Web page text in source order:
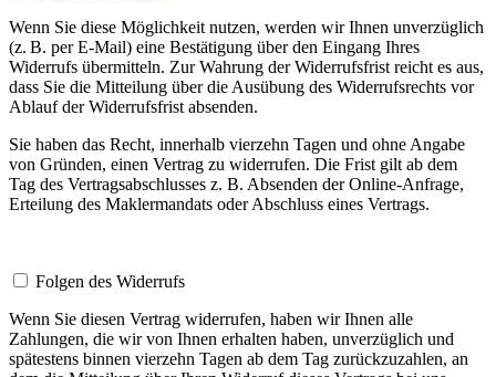
Wenn Sie diese Möglichkeit nutzen, werden wir Ihnen unverzüglich
(z. B. per E-Mail) eine Bestätigung über den Eingang Ihres
Widerrufs übermitteln. Zur Wahrung der Widerrufsfrist reicht es aus,
dass Sie die Mitteilung über die Ausübung des Widerrufsrechts vor
Ablauf der Widerrufsfrist absenden.
Sie haben das Recht, innerhalb vierzehn Tagen und ohne Angabe
von Gründen, einen Vertrag zu widerrufen. Die Frist gilt ab dem
Tag des Vertragsabschlusses z. B. Absenden der Online-Anfrage,
Erteilung des Maklermandats oder Abschluss eines Vertrags.
Folgen des Widerrufs
Wenn Sie diesen Vertrag widerrufen, haben wir Ihnen alle
Zahlungen, die wir von Ihnen erhalten haben, unverzüglich und
spätestens binnen vierzehn Tagen ab dem Tag zurückzuzahlen, an